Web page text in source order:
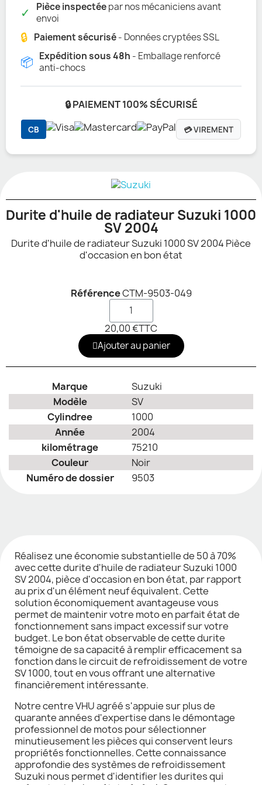
✓ Pièce inspectéepar nos mécaniciens avant
envoi
🔒 Paiement sécurisé- Données cryptées SSL
📦 Expédition sous 48h - Emballage renforcé
anti-chocs
🔒 PAIEMENT 100% SÉCURISÉ
CB 💳 VIREMENT
Durite d'huile de radiateur Suzuki 1000
SV 2004
Durite d'huile de radiateur Suzuki 1000 SV 2004 Pièce
d'occasion en bon état
RéférenceCTM-9503-049
20,00 €TTC
Ajouter au panier
Marque
Suzuki
Modèle
SV
Cylindree
1000
Année
2004
kilométrage
75210
Couleur
Noir
Numéro de dossier
9503
Réalisez une économie substantielle de 50 à 70%
avec cette durite d'huile de radiateur Suzuki 1000
SV 2004, pièce d'occasion en bon état, par rapport
au prix d'un élément neuf équivalent. Cette
solution économiquement avantageuse vous
permet de maintenir votre moto en parfait état de
fonctionnement sans impact excessif sur votre
budget. Le bon état observable de cette durite
témoigne de sa capacité à remplir efficacement sa
fonction dans le circuit de refroidissement de votre
SV 1000, tout en vous offrant une alternative
financièrement intéressante.
Notre centre VHU agréé s'appuie sur plus de
quarante années d'expertise dans le démontage
professionnel de motos pour sélectionner
minutieusement les pièces qui conservent leurs
propriétés fonctionnelles. Cette connaissance
approfondie des systèmes de refroidissement
Suzuki nous permet d'identifier les durites qui